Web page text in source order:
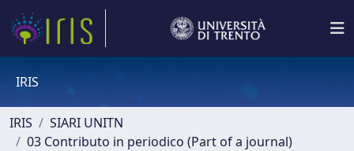
IRIS
IRIS
SIARI UNITN
03 Contributo in periodico (Part of a journal)